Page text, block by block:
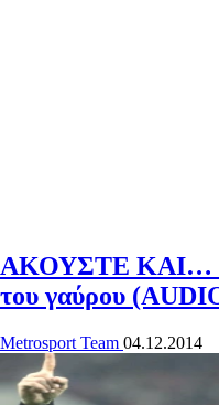
ΑΚΟΥΣΤΕ ΚΑΙ…
του γαύρου
Metrosport Team 04.12.2014